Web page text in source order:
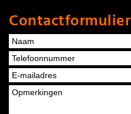
Contactformulier